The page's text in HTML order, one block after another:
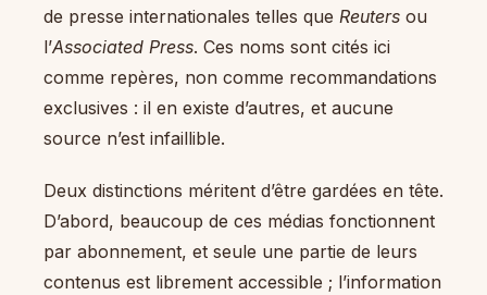
de presse internationales telles que Reuters ou
l’Associated Press. Ces noms sont cités ici
comme repères, non comme recommandations
exclusives : il en existe d’autres, et aucune
source n’est infaillible.
Deux distinctions méritent d’être gardées en tête.
D’abord, beaucoup de ces médias fonctionnent
par abonnement, et seule une partie de leurs
contenus est librement accessible ; l’information